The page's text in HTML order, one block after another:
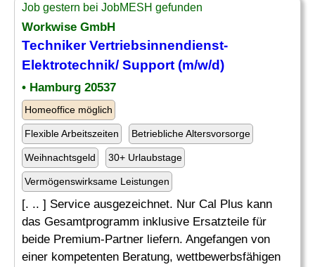
Job gestern bei JobMESH gefunden
Workwise GmbH
Techniker Vertriebsinnendienst-
Elektrotechnik/ Support (m/w/d)
• Hamburg 20537
Homeoffice möglich
Flexible Arbeitszeiten Betriebliche Altersvorsorge
Weihnachtsgeld 30+ Urlaubstage
Vermögenswirksame Leistungen
[. .. ] Service ausgezeichnet. Nur Cal Plus kann
das Gesamtprogramm inklusive Ersatzteile für
beide Premium-Partner liefern. Angefangen von
einer kompetenten Beratung, wettbewerbsfähigen